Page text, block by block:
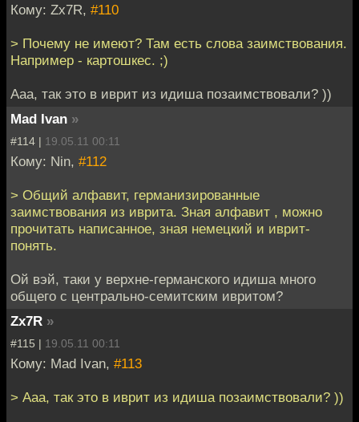
Кому: Zx7R, #110
> Почему не имеют? Там есть слова заимствования.
Например - картошкес. ;)
Ааа, так это в иврит из идиша позаимствовали? ))
Mad Ivan »
#114 | 19.05.11 00:11
Кому: Nin, #112
> Общий алфавит, германизированные
заимствования из иврита. Зная алфавит , можно
прочитать написанное, зная немецкий и иврит-
понять.
Ой вэй, таки у верхне-германского идиша много
общего с центрально-семитским ивритом?
Zx7R »
#115 | 19.05.11 00:11
Кому: Mad Ivan, #113
> Ааа, так это в иврит из идиша позаимствовали? ))